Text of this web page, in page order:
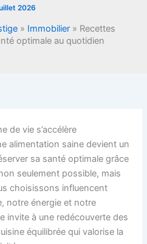
2026
» Immobilier » Recettes
optimale au quotidien
de vie s’accélère
alimentation saine devient un
sa santé optimale grâce
seulement possible, mais
choisissons influencent
notre énergie et notre
invite à une redécouverte des
équilibrée qui valorise la